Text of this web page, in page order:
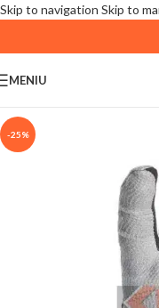
Skip to navigation Skip to
| 📦 Program
August,
MENIU
-25%